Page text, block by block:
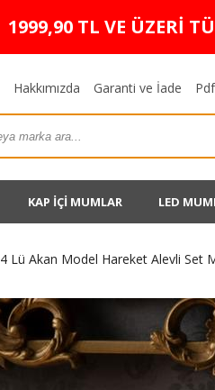
1999,90 TL VE ÜZERİ
Hakkımızda Garanti ve İade
KAP İÇİ MUMLAR LED
4 Lü Akan Model Hareket Alevli Set